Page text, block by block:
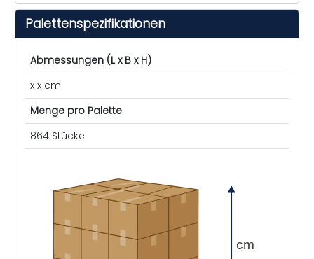
Palettenspezifikationen
Abmessungen (L x B x H)
x x cm
Menge pro Palette
864 Stücke
cm